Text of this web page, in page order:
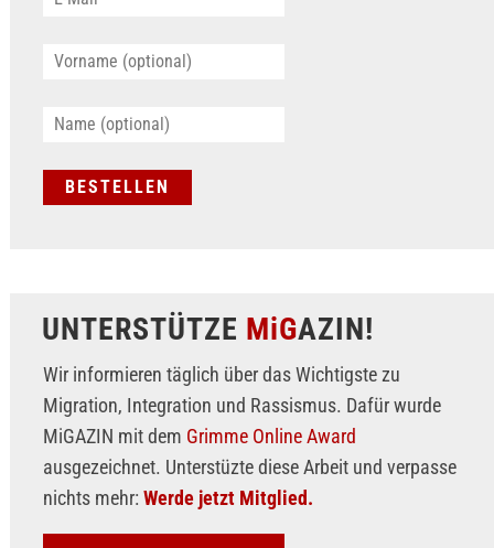
UNTERSTÜTZE MiGAZIN!
Wir informieren täglich über das Wichtigste zu
Migration, Integration und Rassismus. Dafür wurde
MiGAZIN mit dem Grimme Online Award
ausgezeichnet. Unterstüzte diese Arbeit und verpasse
nichts mehr: Werde jetzt Mitglied.